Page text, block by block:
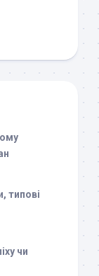
типові
чи